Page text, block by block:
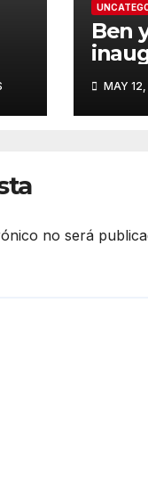
Ben
MAY
no será